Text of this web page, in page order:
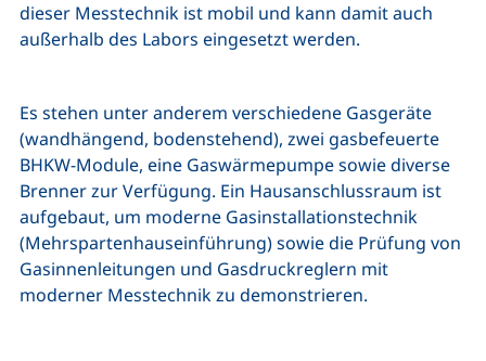
dieser Messtechnik ist mobil und kann damit auch
außerhalb des Labors eingesetzt werden.
Es stehen unter anderem verschiedene Gasgeräte
(wandhängend, bodenstehend), zwei gasbefeuerte
BHKW-Module, eine Gaswärmepumpe sowie diverse
Brenner zur Verfügung. Ein Hausanschlussraum ist
aufgebaut, um moderne Gasinstallationstechnik
(Mehrspartenhauseinführung) sowie die Prüfung von
Gasinnenleitungen und Gasdruckreglern mit
moderner Messtechnik zu demonstrieren.